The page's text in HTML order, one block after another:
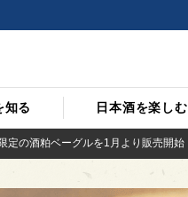
知る 日本酒を楽しむ
定の酒粕ベーグルを1月より販売開始